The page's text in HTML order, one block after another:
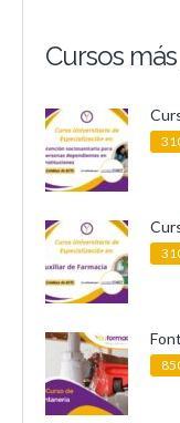
Cursos